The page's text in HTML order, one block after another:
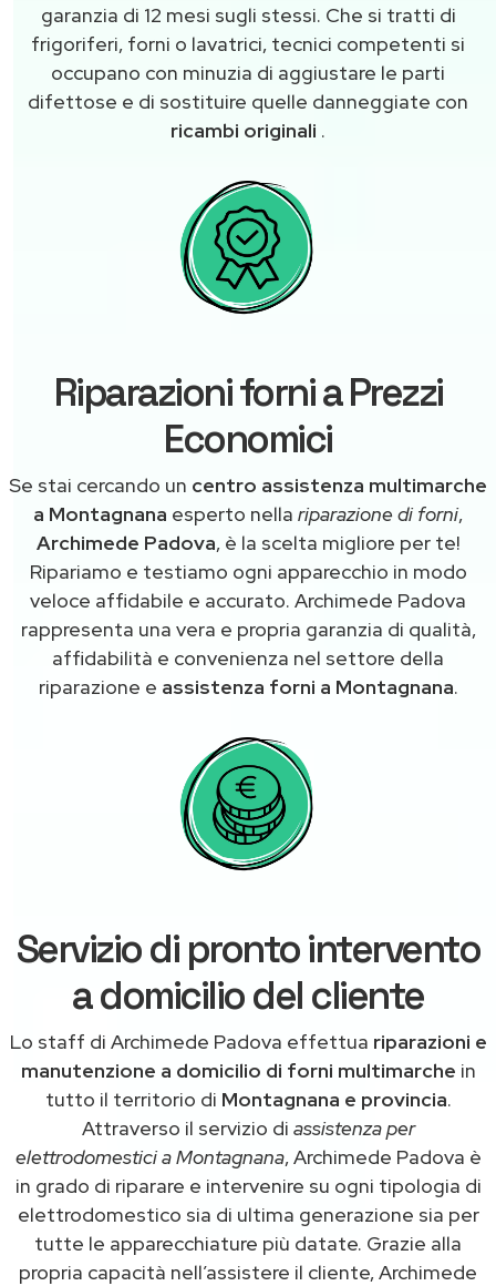
garanzia di 12 mesi sugli stessi. Che si tratti di
frigoriferi, forni o lavatrici, tecnici competenti si
occupano con minuzia di aggiustare le parti
difettose e di sostituire quelle danneggiate con
ricambi originali .
Riparazioni forni a Prezzi
Economici
Se stai cercando un centro assistenza multimarche
a Montagnana esperto nella riparazione di forni,
Archimede Padova, è la scelta migliore per te!
Ripariamo e testiamo ogni apparecchio in modo
veloce affidabile e accurato. Archimede Padova
rappresenta una vera e propria garanzia di qualità,
affidabilità e convenienza nel settore della
riparazione e assistenza forni a Montagnana.
Servizio di pronto intervento
a domicilio del cliente
Lo staff di Archimede Padova effettua riparazioni e
manutenzione a domicilio di forni multimarche in
tutto il territorio di Montagnana e provincia.
Attraverso il servizio di assistenza per
elettrodomestici a Montagnana, Archimede Padova è
in grado di riparare e intervenire su ogni tipologia di
elettrodomestico sia di ultima generazione sia per
tutte le apparecchiature più datate. Grazie alla
propria capacità nell’assistere il cliente, Archimede